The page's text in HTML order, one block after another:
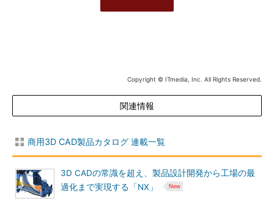
Copyright © ITmedia, Inc. All Rights Reserved.
関連情報
商用3D CAD製品カタログ 連載一覧
3D CADの常識を超え、製品設計開発から工場の最
適化まで実現する「NX」